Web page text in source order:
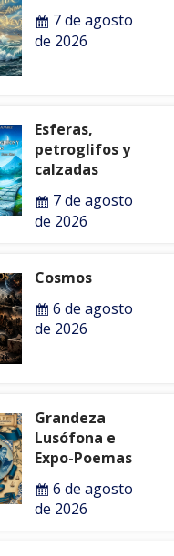
7 de agosto
de 2026
Esferas,
petroglifos y
calzadas
7 de agosto
de 2026
Cosmos
6 de agosto
de 2026
Grandeza
Lusófona e
Expo-Poemas
6 de agosto
de 2026